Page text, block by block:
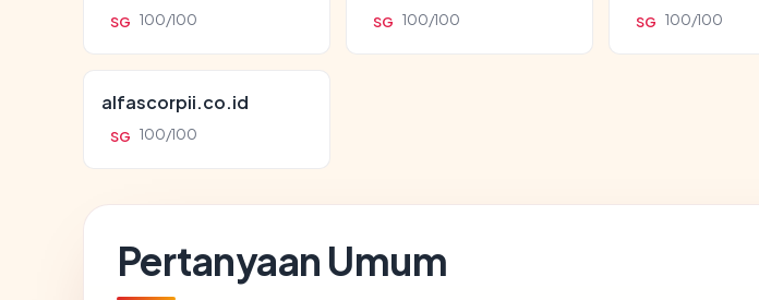
SG 100/100 SG 100/100 SG 100/100
alfascorpii.co.id
SG 100/100
Pertanyaan Umum